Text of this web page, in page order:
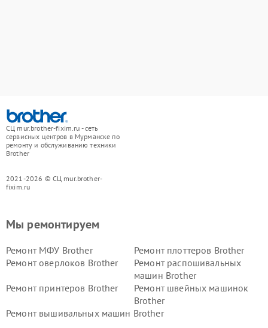
СЦ mur.brother-fixim.ru - сеть
сервисных центров в Мурманске по
ремонту и обслуживанию техники
Brother
2021-2026 © СЦ mur.brother-
fixim.ru
Мы ремонтируем
Ремонт МФУ Brother
Ремонт плоттеров Brother
Ремонт оверлоков Brother
Ремонт распошивальных
машин Brother
Ремонт принтеров Brother
Ремонт швейных машинок
Brother
Ремонт вышивальных машин Brother